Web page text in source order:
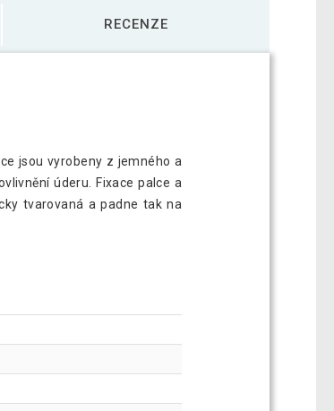
RECENZE
jsou vyrobeny z jemného a
úderu. Fixace palce a
tvarovaná a padne tak na